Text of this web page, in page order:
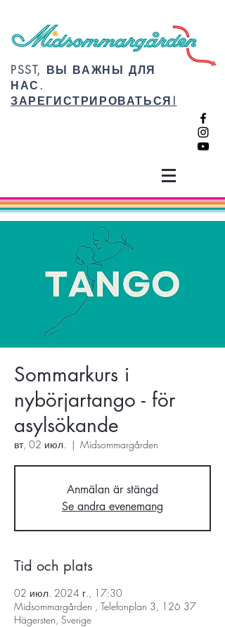
PSST, ВЫ ВАЖНЫ ДЛЯ
НАС.
ЗАРЕГИСТРИРОВАТЬСЯ!
Sommarkurs i
nybörjartango - för
asylsökande
вт, 02 июл.
  |
Midsommargården
Anmälan är stängd
Se andra evenemang
Tid och plats
02 июл. 2024 г., 17:30
Midsommargården , Telefonplan 3, 126 37
Hägersten, Sverige